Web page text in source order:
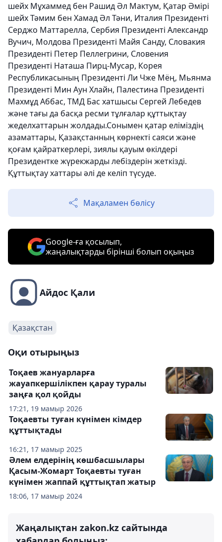
шейх Мұхаммед бен Рашид Әл Мактум, Қатар Әмірі
шейх Тәмим бен Хамад Әл Тәни, Италия Президенті
Серджо Маттарелла, Сербия Президенті Александр
Вучич, Молдова Президенті Майя Санду, Словакия
Президенті Петер Пеллегрини, Словения
Президенті Наташа Пирц-Мусар, Корея
Республикасының Президенті Ли Чже Мёң, Мьянма
Президенті Мин Аун Хлайн, Палестина Президенті
Махмұд Аббас, ТМД Бас хатшысы Сергей Лебедев
және тағы да басқа ресми тұлғалар құттықтау
жеделхаттарын жолдады.Сонымен қатар еліміздің
азаматтары, Қазақстанның көрнекті саяси және
қоғам қайраткерлері, зиялы қауым өкілдері
Президентке жүрекжарды лебіздерін жеткізді.
Құттықтау хаттары әлі де келіп түсуде.
Мақаламен бөлісу
Google-ға қосылып,
жаңалықтарды бірінші болып оқыңыз
Айдос Қали
Қазақстан
Оқи отырыңыз
17:21, 19 мамыр 2026
Тоқаев жануарларға
жауапкершілікпен қарау туралы
заңға қол қойды
16:21, 17 мамыр 2025
Тоқаевты туған күнімен кімдер
құттықтады
18:06, 17 мамыр 2024
Әлем елдерінің көшбасшылары
Қасым-Жомарт Тоқаевты туған
күнімен жаппай құттықтап жатыр
Жаңалықтан zakon.kz сайтында